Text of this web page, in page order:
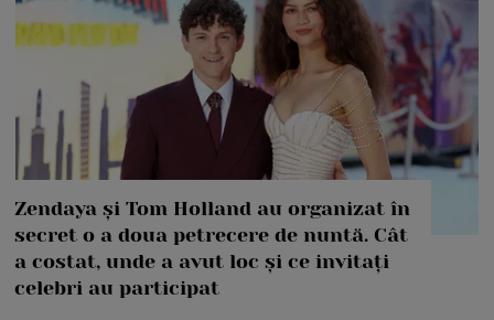
Zendaya și Tom Holland au organizat în
secret o a doua petrecere de nuntă. Cât
a costat, unde a avut loc și ce invitați
celebri au participat